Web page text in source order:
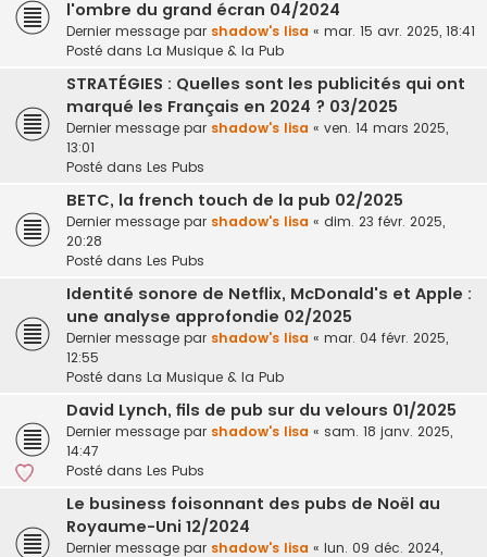
l'ombre du grand écran 04/2024
Dernier message par shadow's lisa « mar. 15 avr. 2025, 18:41
Posté dans La Musique & la Pub
STRATÉGIES : Quelles sont les publicités qui ont
marqué les Français en 2024 ? 03/2025
Dernier message par shadow's lisa « ven. 14 mars 2025,
13:01
Posté dans Les Pubs
BETC, la french touch de la pub 02/2025
Dernier message par shadow's lisa « dim. 23 févr. 2025,
20:28
Posté dans Les Pubs
Identité sonore de Netflix, McDonald's et Apple :
une analyse approfondie 02/2025
Dernier message par shadow's lisa « mar. 04 févr. 2025,
12:55
Posté dans La Musique & la Pub
David Lynch, fils de pub sur du velours 01/2025
Dernier message par shadow's lisa « sam. 18 janv. 2025,
14:47
Posté dans Les Pubs
Le business foisonnant des pubs de Noël au
Royaume-Uni 12/2024
Dernier message par shadow's lisa « lun. 09 déc. 2024,